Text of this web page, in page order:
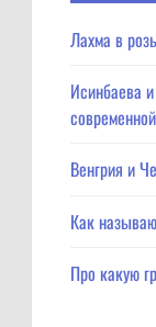
Лахма в
Исинбаева
Венгрия и
Как
Про какую